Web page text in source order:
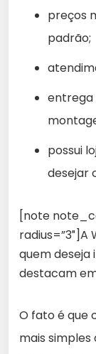
preços
padrão;
entrega
possui
desejar
[note
quem deseja
destacam
O fato é que
mais simples